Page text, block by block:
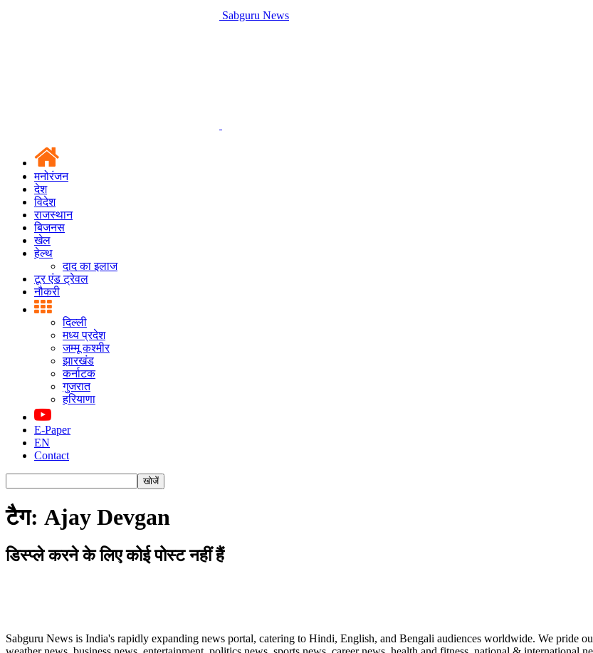
Sabguru News
मनोरंजन
देश
विदेश
राजस्थान
बिजनस
खेल
हेल्थ
दाद का इलाज
टूर एंड ट्रेवल
नौकरी
दिल्ली
मध्य प्रदेश
जम्मू कश्मीर
झारखंड
कर्नाटक
गुजरात
हरियाणा
E-Paper
EN
Contact
टैग: Ajay Devgan
डिस्प्ले करने के लिए कोई पोस्ट नहीं हैं
Sabguru News is India's rapidly expanding news portal, catering to Hindi, English, and Bengali audiences worldwide. We pride